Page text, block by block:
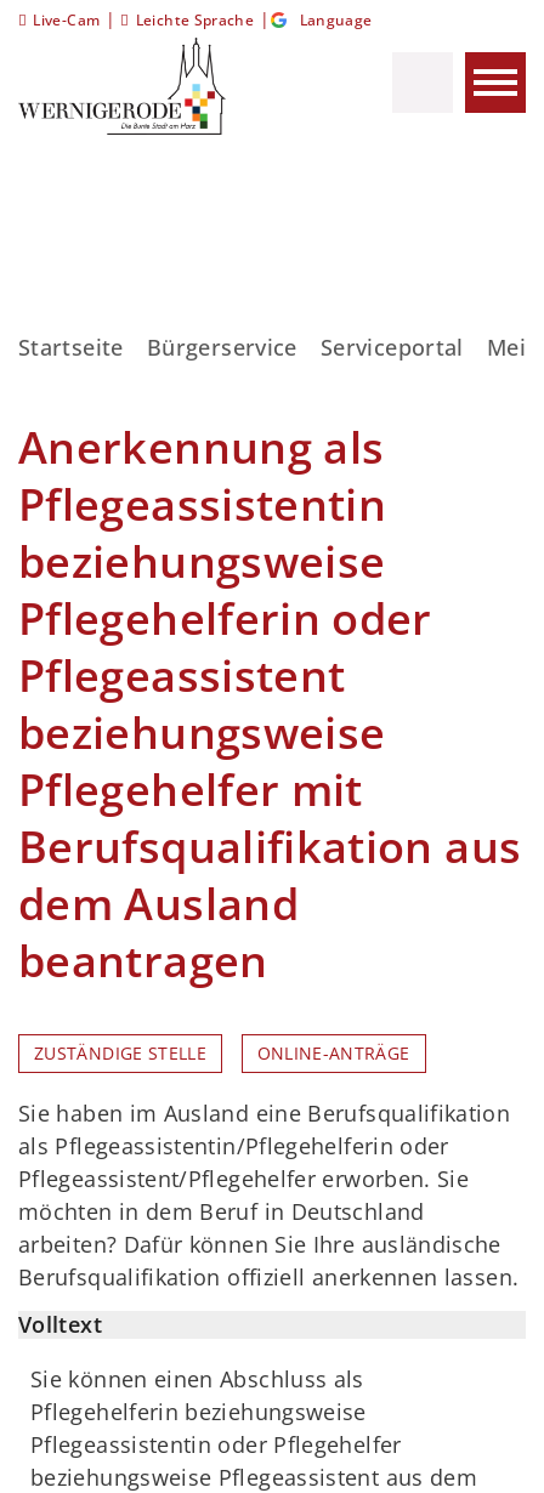
Live-Cam | Leichte Sprache | Language
Startseite Bürgerservice Serviceportal
Anerkennung als
Pflegeassistentin
beziehungsweise
Pflegehelferin oder
Pflegeassistent
beziehungsweise
Pflegehelfer mit
Berufsqualifikation aus
dem Ausland
beantragen
ZUSTÄNDIGE STELLE ONLINE-ANTRÄGE
Sie haben im Ausland eine Berufsqualifikation
als Pflegeassistentin/Pflegehelferin oder
Pflegeassistent/Pflegehelfer erworben. Sie
möchten in dem Beruf in Deutschland
arbeiten? Dafür können Sie Ihre ausländische
Berufsqualifikation offiziell anerkennen lassen.
Volltext
Sie können einen Abschluss als
Pflegehelferin beziehungsweise
Pflegeassistentin oder Pflegehelfer
beziehungsweise Pflegeassistent aus dem